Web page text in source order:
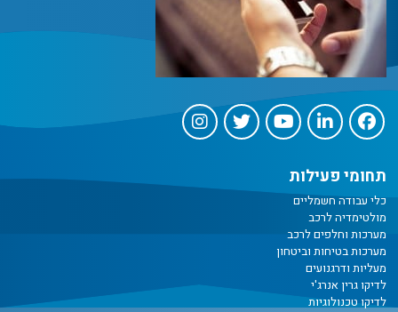
תחומי פעילות
כלי עבודה חשמליים
מולטימדיה לרכב
מערכות וחלפים לרכב
מערכות בטיחות וביטחון
מעליות ודרגנועים
לדיקו גרין אנרג'י
לדיקו טכנולוגיות